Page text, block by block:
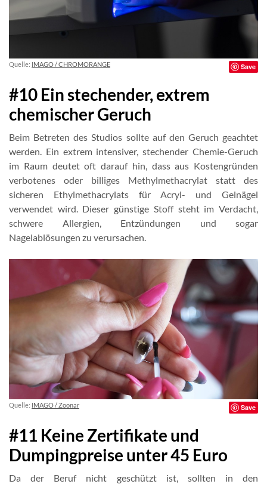
Quelle: IMAGO / CHROMORANGE Save
#10 Ein stechender, extrem
chemischer Geruch
Beim Betreten des Studios sollte auf den Geruch geachtet
werden. Ein extrem intensiver, stechender Chemie-Geruch
im Raum deutet oft darauf hin, dass aus Kostengründen
verbotenes oder billiges Methylmethacrylat statt des
sicheren Ethylmethacrylats für Acryl- und Gelnägel
verwendet wird. Dieser günstige Stoff steht im Verdacht,
schwere Allergien, Entzündungen und sogar
Nagelablösungen zu verursachen.
Quelle: IMAGO / Zoonar Save
#11 Keine Zertifikate und
Dumpingpreise unter 45 Euro
Da der Beruf nicht geschützt ist, sollten in den